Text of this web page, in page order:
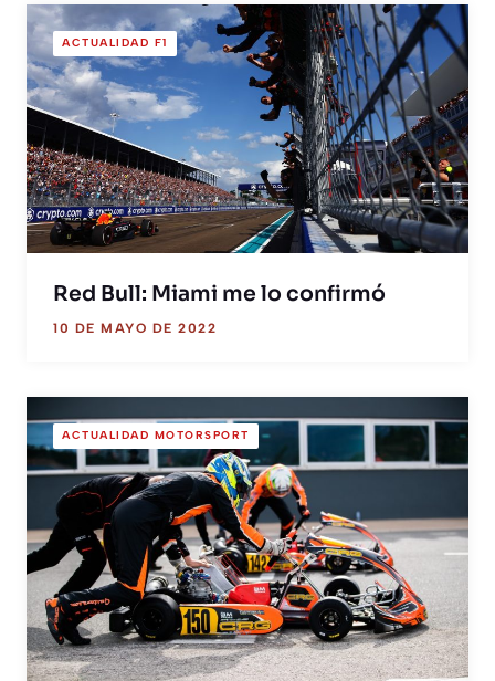
ACTUALIDAD F1
Red Bull: Miami me lo confirmó
10 DE MAYO DE 2022
ACTUALIDAD MOTORSPORT